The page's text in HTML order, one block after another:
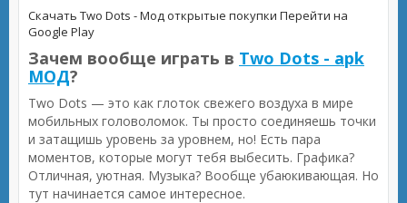
Скачать Two Dots - Мод открытые покупки Перейти на
Google Play
Зачем вообще играть в Two Dots - apk
МОД?
Two Dots — это как глоток свежего воздуха в мире
мобильных головоломок. Ты просто соединяешь точки
и затащишь уровень за уровнем, но! Есть пара
моментов, которые могут тебя выбесить. Графика?
Отличная, уютная. Музыка? Вообще убаюкивающая. Но
тут начинается самое интересное.